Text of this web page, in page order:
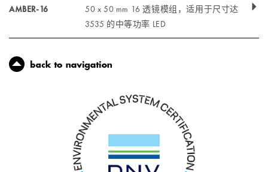
AMBER-16
50 x 50 mm 16 透镜模组，适用于尺寸达
3535 的中等功率 LED